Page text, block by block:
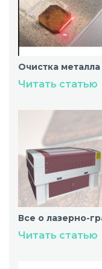
Очистка
Читать статью
Все о лазерно-
Читать статью